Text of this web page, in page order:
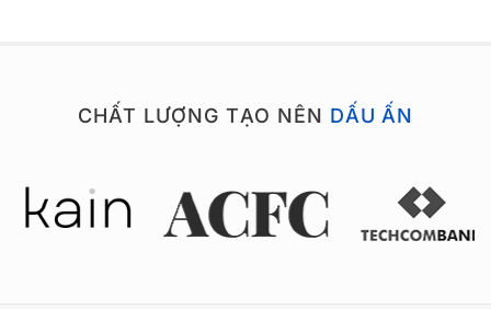
CHẤT LƯỢNG TẠO NÊN DẤU ẤN